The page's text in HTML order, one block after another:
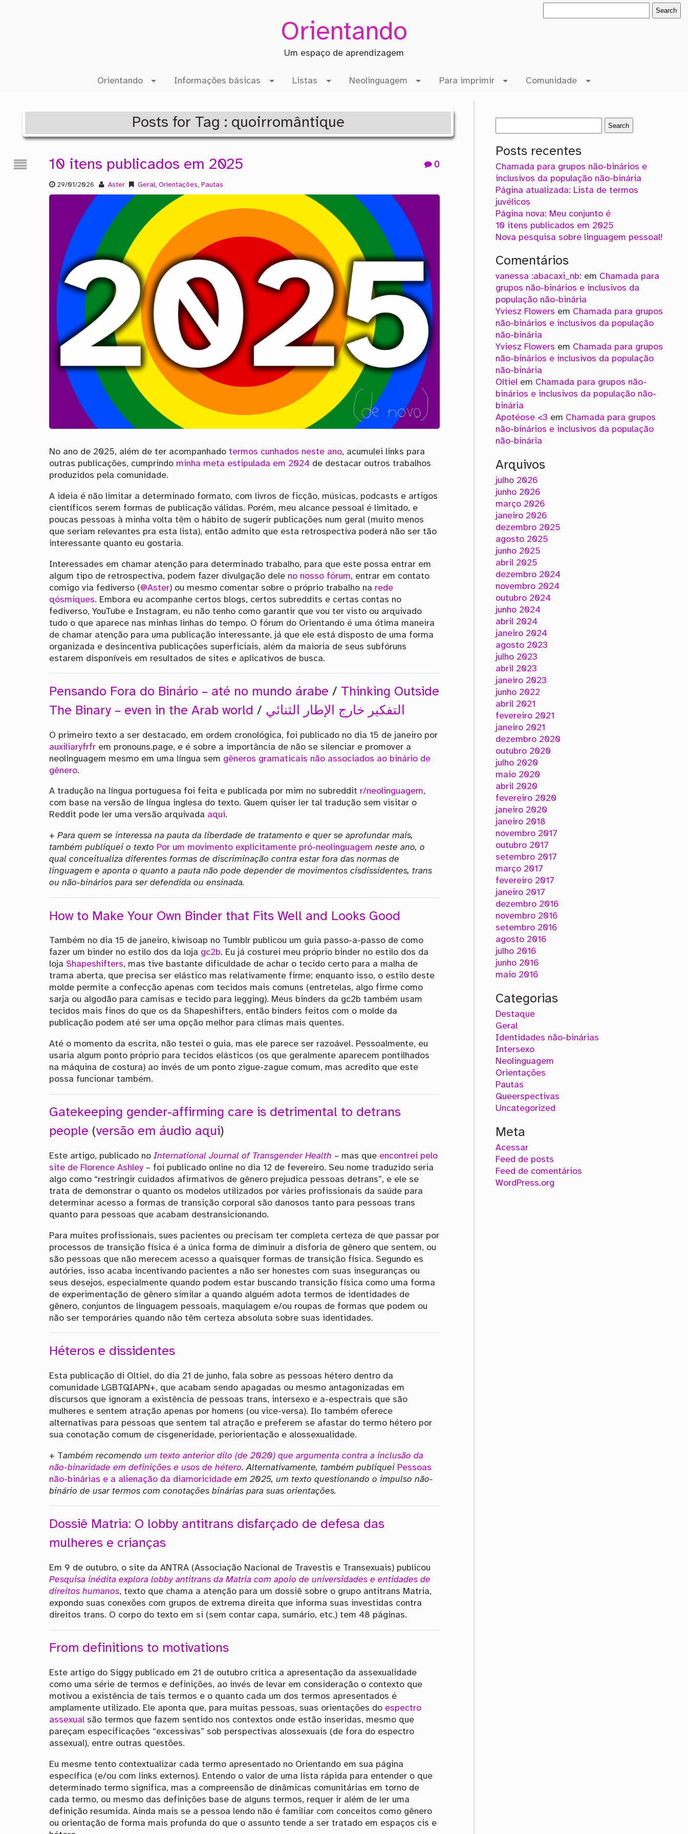
Orientando
Um espaço de aprendizagem
Orientando Informações básicas Listas Neolinguagem Para imprimir Comunidade
Posts for Tag : quoirromântique
10 itens publicados em 2025 0
29/01/2026 Aster Geral ,Orientações ,Pautas
No ano de 2025, além de ter acompanhado termos cunhados neste ano, acumulei links para
outras publicações, cumprindo minha meta estipulada em 2024 de destacar outros trabalhos
produzidos pela comunidade.
A ideia é não limitar a determinado formato, com livros de ficção, músicas, podcasts e artigos
científicos serem formas de publicação válidas. Porém, meu alcance pessoal é limitado, e
poucas pessoas à minha volta têm o hábito de sugerir publicações num geral (muito menos
que seriam relevantes pra esta lista), então admito que esta retrospectiva poderá não ser tão
interessante quanto eu gostaria.
Interessades em chamar atenção para determinado trabalho, para que este possa entrar em
algum tipo de retrospectiva, podem fazer divulgação dele no nosso fórum, entrar em contato
comigo via fediverso (@Aster) ou mesmo comentar sobre o próprio trabalho na rede
qósmiques. Embora eu acompanhe certos blogs, certos subreddits e certas contas no
fediverso, YouTube e Instagram, eu não tenho como garantir que vou ter visto ou arquivado
tudo o que aparece nas minhas linhas do tempo. O fórum do Orientando é uma ótima maneira
de chamar atenção para uma publicação interessante, já que ele está disposto de uma forma
organizada e desincentiva publicações superficiais, além da maioria de seus subfóruns
estarem disponíveis em resultados de sites e aplicativos de busca.
Pensando Fora do Binário – até no mundo árabe / Thinking Outside
The Binary – even in the Arab world / التفكير خارج الإطار الثنائي
O primeiro texto a ser destacado, em ordem cronológica, foi publicado no dia 15 de janeiro por
auxiliaryfrfr em pronouns.page, e é sobre a importância de não se silenciar e promover a
neolinguagem mesmo em uma língua sem gêneros gramaticais não associados ao binário de
gênero.
A tradução na língua portuguesa foi feita e publicada por mim no subreddit r/neolinguagem,
com base na versão de língua inglesa do texto. Quem quiser ler tal tradução sem visitar o
Reddit pode ler uma versão arquivada aqui.
+Para quem se interessa na pauta da liberdade de tratamento e quer se aprofundar mais,
também publiquei o texto Por um movimento explicitamente pró-neolinguagem neste ano, o
qual conceitualiza diferentes formas de discriminação contra estar fora das normas de
linguagem e aponta o quanto a pauta não pode depender de movimentos cisdissidentes, trans
ou não-binários para ser defendida ou ensinada.
How to Make Your Own Binder that Fits Well and Looks Good
Também no dia 15 de janeiro, kiwisoap no Tumblr publicou um guia passo-a-passo de como
fazer um binder no estilo dos da loja gc2b. Eu já costurei meu próprio binder no estilo dos da
loja Shapeshifters, mas tive bastante dificuldade de achar o tecido certo para a malha de
trama aberta, que precisa ser elástico mas relativamente firme; enquanto isso, o estilo deste
molde permite a confecção apenas com tecidos mais comuns (entretelas, algo firme como
sarja ou algodão para camisas e tecido para legging). Meus binders da gc2b também usam
tecidos mais finos do que os da Shapeshifters, então binders feitos com o molde da
publicação podem até ser uma opção melhor para climas mais quentes.
Até o momento da escrita, não testei o guia, mas ele parece ser razoável. Pessoalmente, eu
usaria algum ponto próprio para tecidos elásticos (os que geralmente aparecem pontilhados
na máquina de costura) ao invés de um ponto zigue-zague comum, mas acredito que este
possa funcionar também.
Gatekeeping gender-affirming care is detrimental to detrans
people (versão em áudio aqui)
Este artigo, publicado noInternational Journal of Transgender Health – mas que encontrei pelo
site de Florence Ashley – foi publicado online no dia 12 de fevereiro. Seu nome traduzido seria
algo como “restringir cuidados afirmativos de gênero prejudica pessoas detrans”, e ele se
trata de demonstrar o quanto os modelos utilizados por váries profissionais da saúde para
determinar acesso a formas de transição corporal são danosos tanto para pessoas trans
quanto para pessoas que acabam destransicionando.
Para muites profissionais, sues pacientes ou precisam ter completa certeza de que passar por
processos de transição física é a única forma de diminuir a disforia de gênero que sentem, ou
são pessoas que não merecem acesso a quaisquer formas de transição física. Segundo es
autóries, isso acaba incentivando pacientes a não ser honestes com suas inseguranças ou
seus desejos, especialmente quando podem estar buscando transição física como uma forma
de experimentação de gênero similar a quando alguém adota termos de identidades de
gênero, conjuntos de linguagem pessoais, maquiagem e/ou roupas de formas que podem ou
não ser temporáries quando não têm certeza absoluta sobre suas identidades.
Héteros e dissidentes
Esta publicação di Oltiel, do dia 21 de junho, fala sobre as pessoas hétero dentro da
comunidade LGBTQIAPN+, que acabam sendo apagadas ou mesmo antagonizadas em
discursos que ignoram a existência de pessoas trans, intersexo e a-espectrais que são
mulheres e sentem atração apenas por homens (ou vice-versa). Ilo também oferece
alternativas para pessoas que sentem tal atração e preferem se afastar do termo hétero por
sua conotação comum de cisgeneridade, periorientação e alossexualidade.
+ Também recomendoum texto anterior dilo (de 2020) que argumenta contra a inclusão da
não-binaridade em definições e usos de hétero. Alternativamente, também publiquei Pessoas
não-binárias e a alienação da diamoricidade em 2025, um texto questionando o impulso não-
binário de usar termos com conotações binárias para suas orientações.
Dossiê Matria: O lobby antitrans disfarçado de defesa das
mulheres e crianças
Em 9 de outubro, o site da ANTRA (Associação Nacional de Travestis e Transexuais) publicou
Pesquisa inédita explora lobby antitrans da Matria com apoio de universidades e entidades de
direitos humanos, texto que chama a atenção para um dossiê sobre o grupo antitrans Matria,
expondo suas conexões com grupos de extrema direita que informa suas investidas contra
direitos trans. O corpo do texto em si (sem contar capa, sumário, etc.) tem 48 páginas.
From definitions to motivations
Este artigo do Siggy publicado em 21 de outubro critica a apresentação da assexualidade
como uma série de termos e definições, ao invés de levar em consideração o contexto que
motivou a existência de tais termos e o quanto cada um dos termos apresentados é
amplamente utilizado. Ele aponta que, para muitas pessoas, suas orientações do espectro
assexual são termos que fazem sentido nos contextos onde estão inseridas, mesmo que
pareçam especificações “excessivas” sob perspectivas alossexuais (de fora do espectro
assexual), entre outras questões.
Eu mesme tento contextualizar cada termo apresentado no Orientando em sua página
específica (e/ou com links externos). Entendo o valor de uma lista rápida para entender o que
determinado termo significa, mas a compreensão de dinâmicas comunitárias em torno de
cada termo, ou mesmo das definições base de alguns termos, requer ir além de ler uma
definição resumida. Ainda mais se a pessoa lendo não é familiar com conceitos como gênero
ou orientação de forma mais profunda do que o assunto tende a ser tratado em espaços cis e
Posts recentes
Chamada para grupos não-binários e
inclusivos da população não-binária
Página atualizada: Lista de termos
juvélicos
Página nova: Meu conjunto é
10 itens publicados em 2025
Nova pesquisa sobre linguagem pessoal!
Comentários
vanessa :abacaxi_nb: em Chamada para
grupos não-binários e inclusivos da
população não-binária
Yviesz Flowers em Chamada para grupos
não-binários e inclusivos da população
não-binária
Yviesz Flowers em Chamada para grupos
não-binários e inclusivos da população
não-binária
Oltielem Chamada para grupos não-
binários e inclusivos da população não-
binária
Apotéose <3 em Chamada para grupos
não-binários e inclusivos da população
não-binária
Arquivos
julho 2026
junho 2026
março 2026
janeiro 2026
dezembro 2025
agosto 2025
junho 2025
abril 2025
dezembro 2024
novembro 2024
outubro 2024
junho 2024
abril 2024
janeiro 2024
agosto 2023
julho 2023
abril 2023
janeiro 2023
junho 2022
abril 2021
fevereiro 2021
janeiro 2021
dezembro 2020
outubro 2020
julho 2020
maio 2020
abril 2020
fevereiro 2020
janeiro 2020
janeiro 2018
novembro 2017
outubro 2017
setembro 2017
março 2017
fevereiro 2017
janeiro 2017
dezembro 2016
novembro 2016
setembro 2016
agosto 2016
julho 2016
junho 2016
maio 2016
Categorias
Destaque
Geral
Identidades não-binárias
Intersexo
Neolinguagem
Orientações
Pautas
Queerspectivas
Uncategorized
Meta
Acessar
Feed de posts
Feed de comentários
WordPress.org